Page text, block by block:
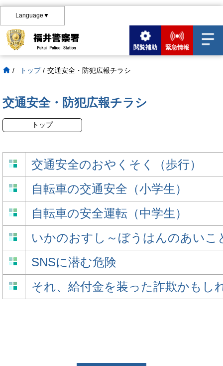
Language▼
閲覧補助 緊急情報
/ トップ/ 交通安全・防犯広報チラシ
交通安全・防犯広報チラシ
トップ
交通安全のおやくそく（歩行）
自転車の交通安全（小学生）
自転車の安全運転（中学生）
いかのおすし～ぼうはんのあいこ
SNSに潜む危険
それ、給付金を装った詐欺かもし